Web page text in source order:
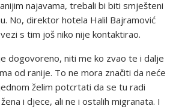
najavama, trebali bi biti smješteni
No, direktor hotela Halil Bajramović
s tim još niko nije kontaktirao.
dogovoreno, niti me ko zvao te i dalje
od ranije. To ne mora značiti da neće
želim potcrtati da se tu radi
i djece, ali ne i ostalih migranata. I